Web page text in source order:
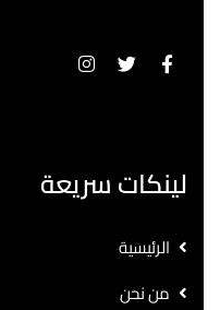
لينكات سريعة
الرئيسية
من نحن